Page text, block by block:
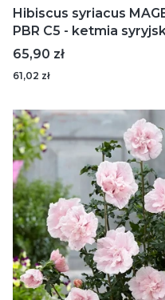
Hibiscus syriacus
PBR C5 - ketmia
Cena
65,90 zł
61,02 zł